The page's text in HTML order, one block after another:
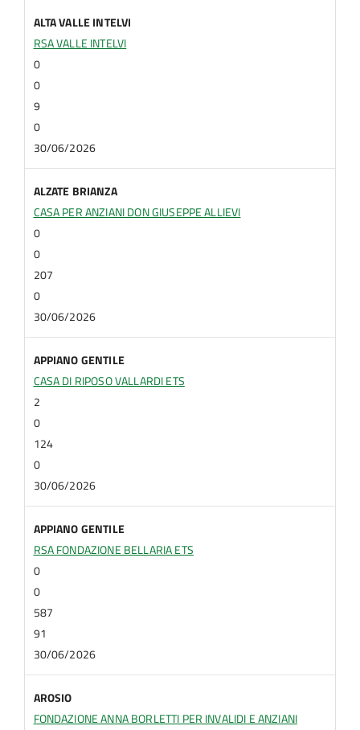
ALTA VALLE INTELVI
RSA VALLE INTELVI
0
0
9
0
30/06/2026
ALZATE BRIANZA
CASA PER ANZIANI DON GIUSEPPE ALLIEVI
0
0
207
0
30/06/2026
APPIANO GENTILE
CASA DI RIPOSO VALLARDI ETS
2
0
124
0
30/06/2026
APPIANO GENTILE
RSA FONDAZIONE BELLARIA ETS
0
0
587
91
30/06/2026
AROSIO
FONDAZIONE ANNA BORLETTI PER INVALIDI E ANZIANI